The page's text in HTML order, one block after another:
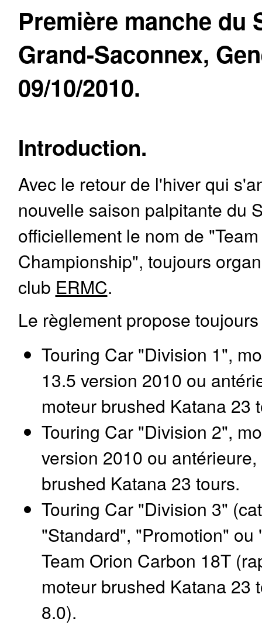
Première manche du
Grand-Saconnex,
09/10/2010.
Introduction.
Avec le retour de l'hiver qui
nouvelle saison palpitante du
officiellement le nom de
Championship", toujours
club ERMC.
Le règlement propose
Touring Car "Division 1",
13.5 version 2010 ou
moteur brushed Katana 23
Touring Car "Division 2",
version 2010 ou
brushed Katana 23 tours.
Touring Car "Division 3"
"Standard", "Promotion"
Team Orion Carbon 18T
moteur brushed Katana 23
8.0).